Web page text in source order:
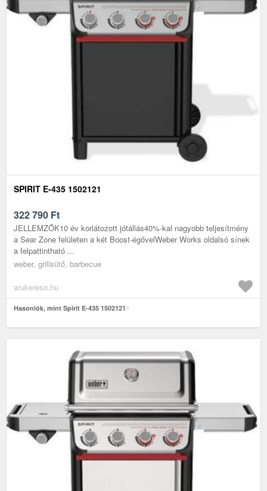
SPIRIT E-435 1502121
322 790 Ft
JELLEMZŐK10 év korlátozott jótállás40%-kal nagyobb teljesítmény
a Sear Zone felületen a két Boost-égővelWeber Works oldalsó sínek
a felpattintható ...
weber, grillsütő, barbecue
arukereso.hu
Hasonlók, mint Spirit E-435 1502121